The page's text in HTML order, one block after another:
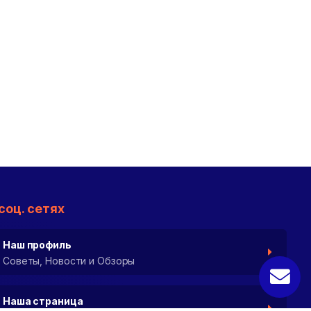
сетях
Наш профиль
Советы, Новости и Обзоры
Наша страница